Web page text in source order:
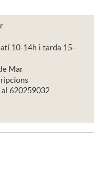
10-14h i tarda 15-
Mar
al 620259032